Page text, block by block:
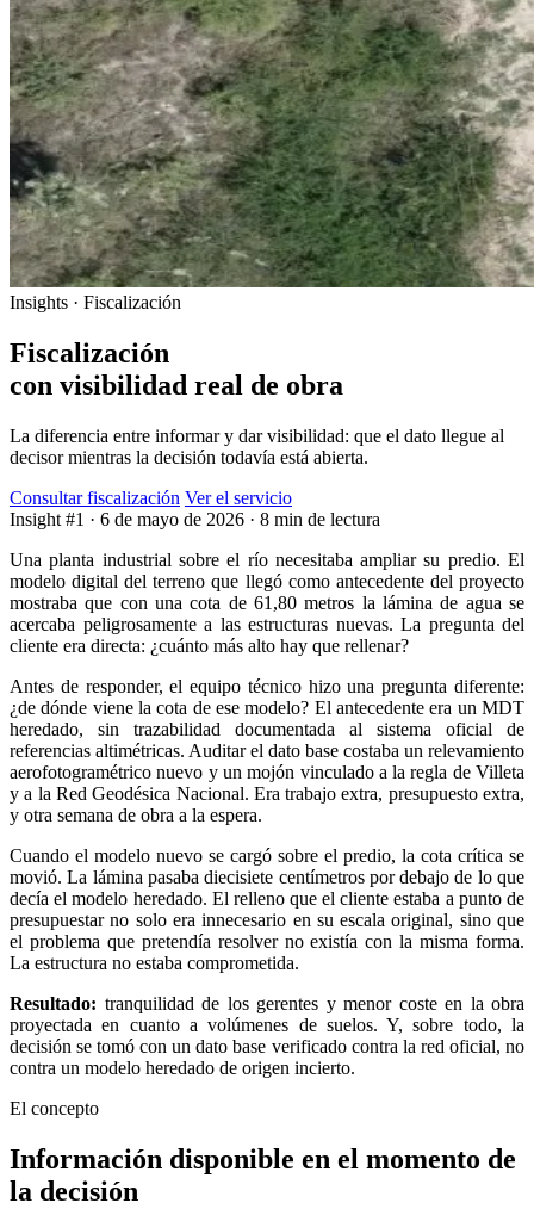
Insights · Fiscalización
Fiscalización
con visibilidad real de obra
La diferencia entre informar y dar visibilidad: que el dato llegue al
decisor mientras la decisión todavía está abierta.
Consultar fiscalización Ver el servicio
Insight #1 · 6 de mayo de 2026 · 8 min de lectura
Una planta industrial sobre el río necesitaba ampliar su predio. El
modelo digital del terreno que llegó como antecedente del proyecto
mostraba que con una cota de 61,80 metros la lámina de agua se
acercaba peligrosamente a las estructuras nuevas. La pregunta del
cliente era directa: ¿cuánto más alto hay que rellenar?
Antes de responder, el equipo técnico hizo una pregunta diferente:
¿de dónde viene la cota de ese modelo? El antecedente era un MDT
heredado, sin trazabilidad documentada al sistema oficial de
referencias altimétricas. Auditar el dato base costaba un relevamiento
aerofotogramétrico nuevo y un mojón vinculado a la regla de Villeta
y a la Red Geodésica Nacional. Era trabajo extra, presupuesto extra,
y otra semana de obra a la espera.
Cuando el modelo nuevo se cargó sobre el predio, la cota crítica se
movió. La lámina pasaba diecisiete centímetros por debajo de lo que
decía el modelo heredado. El relleno que el cliente estaba a punto de
presupuestar no solo era innecesario en su escala original, sino que
el problema que pretendía resolver no existía con la misma forma.
La estructura no estaba comprometida.
Resultado: tranquilidad de los gerentes y menor coste en la obra
proyectada en cuanto a volúmenes de suelos. Y, sobre todo, la
decisión se tomó con un dato base verificado contra la red oficial, no
contra un modelo heredado de origen incierto.
El concepto
Información disponible en el momento de
la decisión